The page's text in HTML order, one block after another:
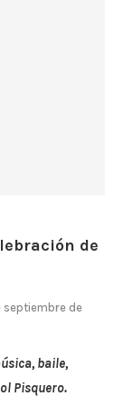
de
septiembre de
baile,
Pisquero.